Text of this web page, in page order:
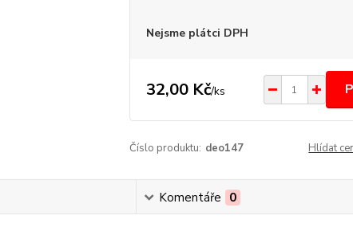
Nejsme plátci DPH
32,00 Kč/ks
Číslo produktu: deo147 Hlídat
Komentáře 0